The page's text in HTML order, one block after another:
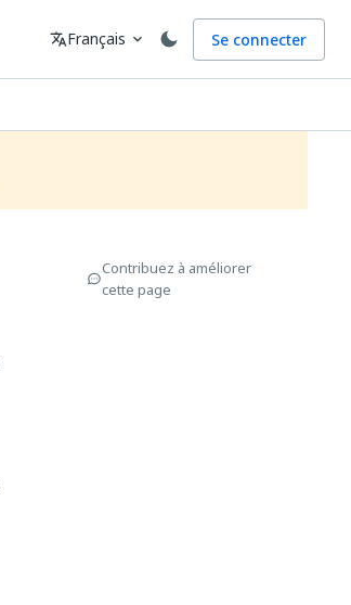
Langue
translateFrançais expand_more Se connecter
Contribuez à améliorer
cette page